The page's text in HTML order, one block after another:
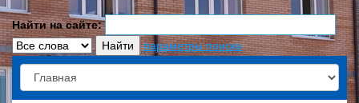
Найти на сайте:
параметры поиска